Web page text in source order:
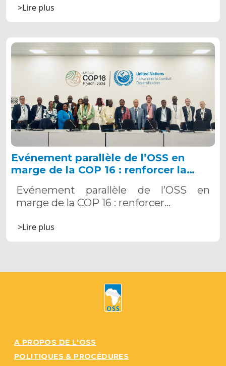
>Lire plus
Evénement parallèle de l’OSS en
marge de la COP 16 : renforcer la
Systèmes d’Alerte Précoce
Multirisques. 12 décembre 2024
Evénement parallèle de l’OSS en
marge de la COP 16 : renforcer…
>Lire plus
A PROPOS DE L'OSS
POLITIQUES & PROCÉDURES